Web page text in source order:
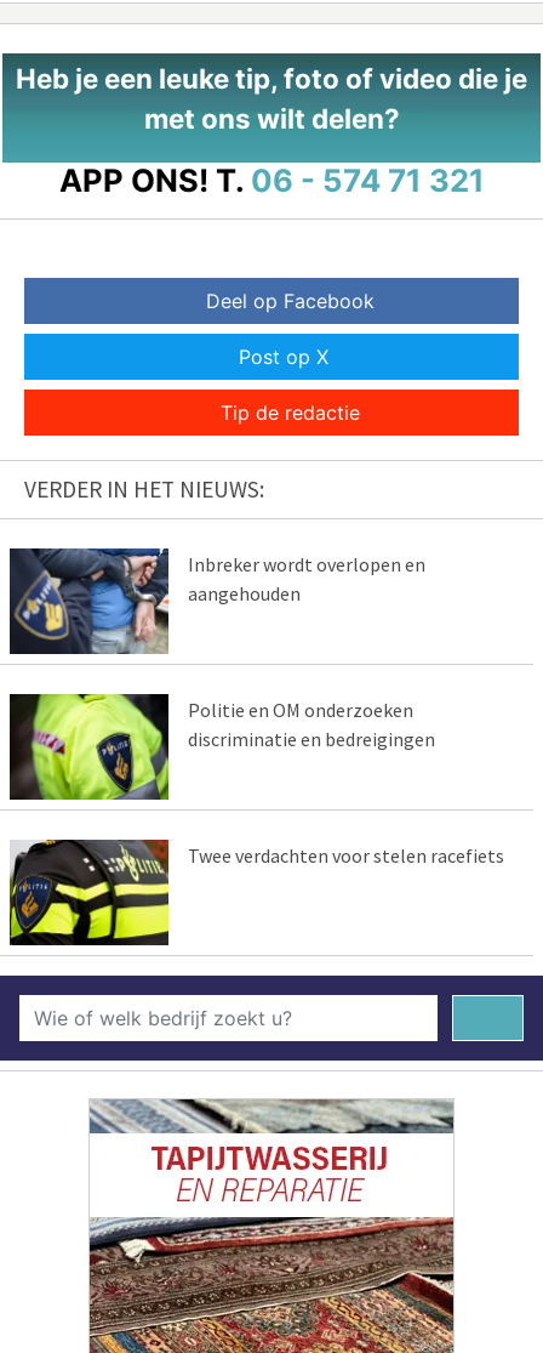
Heb je een leuke tip, foto of video die je
met ons wilt delen?
APP ONS! T. 06 - 574 71 321
Deel op Facebook
Post op X
Tip de redactie
VERDER IN HET NIEUWS:
Inbreker wordt overlopen en
aangehouden
Politie en OM onderzoeken
discriminatie en bedreigingen
Twee verdachten voor stelen racefiets